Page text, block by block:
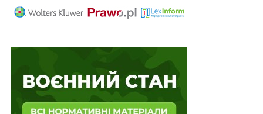
Викрито посадовців окупаційних адміністрацій